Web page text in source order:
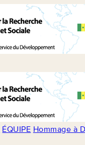
ÉQUIPE Hommage à